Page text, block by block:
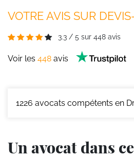
VOTRE AVIS SUR
3.3 / 5 sur 448 avis
Voir les 448 avis
1226 avocats compétents en
Un avocat dans